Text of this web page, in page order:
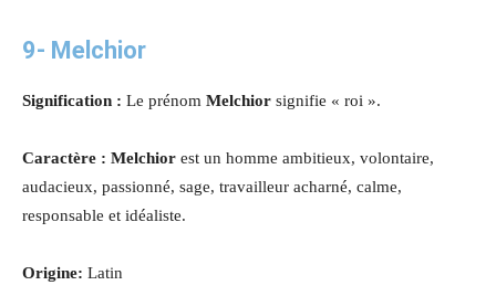
9- Melchior
Signification : Le prénom Melchior signifie « roi ».
Caractère : Melchior est un homme ambitieux, volontaire,
audacieux, passionné, sage, travailleur acharné, calme,
responsable et idéaliste.
Origine: Latin